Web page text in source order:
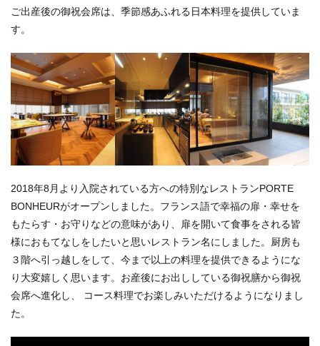
ご出産後の御祝会席は、季節感あふれる日本料理を提供していま
す。
2018年8月より入院されている方への特別なレストランPORTE
BONHEURがオープンしました。フランス語で幸福の扉・幸せを
もたらす・お守りなどの意味があり、扉を開いて食事をされる皆
様におもてなしをしたいと思いレストラン名にしました。厨房も
３階へ引っ越しをして、今まで以上の料理を提供できるようにな
り大変嬉しく思います。お産後にお出ししている御祝膳から御祝
会席へ進化し、 コース料理でお楽しみいただけるようになりまし
た。